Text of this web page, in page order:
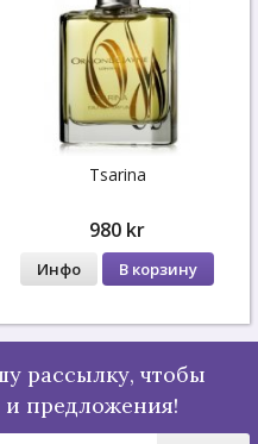
Tsarina
980 kr
Инфо В корзину
рассылку, чтобы
и предложения!